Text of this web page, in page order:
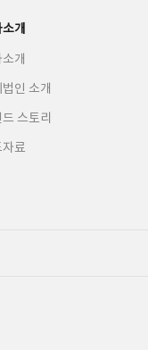
개
개
인 소개
스토리
료